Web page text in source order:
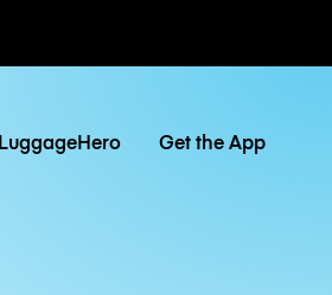
Get the App